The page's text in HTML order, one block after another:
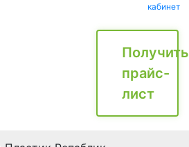
кабинет
Получить
прайс-
лист